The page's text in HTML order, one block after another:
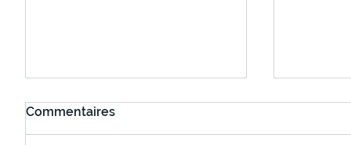
Commentaires